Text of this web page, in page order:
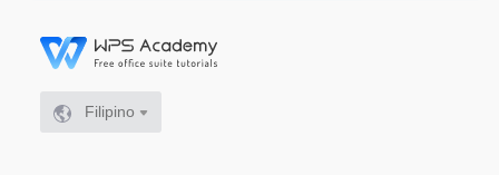
Filipino